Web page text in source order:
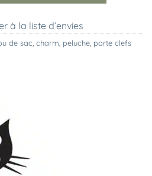
à la liste d’envies
de sac charm peluche porte clefs